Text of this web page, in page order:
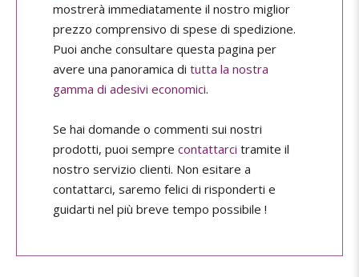
mostrerà immediatamente il nostro miglior
prezzo comprensivo di spese di spedizione.
Puoi anche consultare questa pagina per
avere una panoramica di tutta la nostra
gamma di adesivi economici.
Se hai domande o commenti sui nostri
prodotti, puoi sempre contattarci tramite il
nostro servizio clienti. Non esitare a
contattarci, saremo felici di risponderti e
guidarti nel più breve tempo possibile !